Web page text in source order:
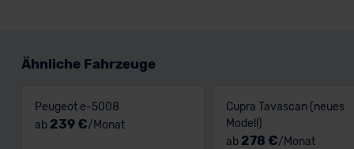
Ähnliche Fahrzeuge
Peugeot e-5008
ab 239 €/Monat
Cupra Tavascan (neues
Modell)
ab 278 €/Monat